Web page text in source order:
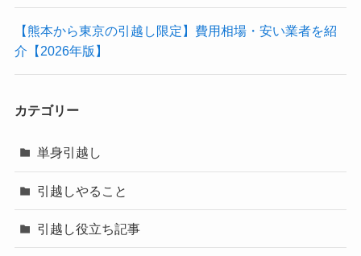
【熊本から東京の引越し限定】費用相場・安い業者を紹
介【2026年版】
カテゴリー
単身引越し
引越しやること
引越し役立ち記事